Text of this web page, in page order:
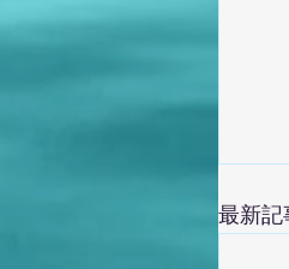
最新記